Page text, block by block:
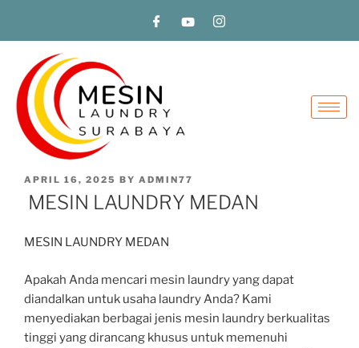
APRIL 16, 2025 BY ADMIN77
MESIN LAUNDRY MEDAN
MESIN LAUNDRY MEDAN
Apakah Anda mencari mesin laundry yang dapat
diandalkan untuk usaha laundry Anda? Kami
menyediakan berbagai jenis mesin laundry berkualitas
tinggi yang dirancang khusus untuk memenuhi